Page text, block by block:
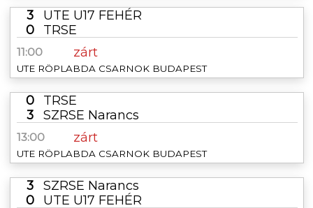
3
UTE U17 FEHÉR
0
TRSE
11:00 zárt
UTE RÖPLABDA CSARNOK BUDAPEST
0
TRSE
3
SZRSE Narancs
13:00 zárt
UTE RÖPLABDA CSARNOK BUDAPEST
3
SZRSE Narancs
0
UTE U17 FEHÉR